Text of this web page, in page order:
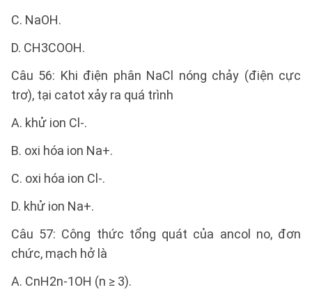
C. NaOH.
D. CH3COOH.
Câu 56: Khi điện phân NaCl nóng chảy (điện cực
trơ), tại catot xảy ra quá trình
A. khử ion Cl-.
B. oxi hóa ion Na+.
C. oxi hóa ion Cl-.
D. khử ion Na+.
Câu 57: Công thức tổng quát của ancol no, đơn
chức, mạch hở là
A. CnH2n-1OH (n ≥ 3).